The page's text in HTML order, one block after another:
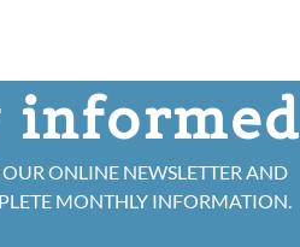
informed
OUR ONLINE NEWSLETTER AND
MONTHLY INFORMATION.